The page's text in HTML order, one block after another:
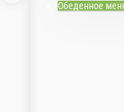
Обеденное